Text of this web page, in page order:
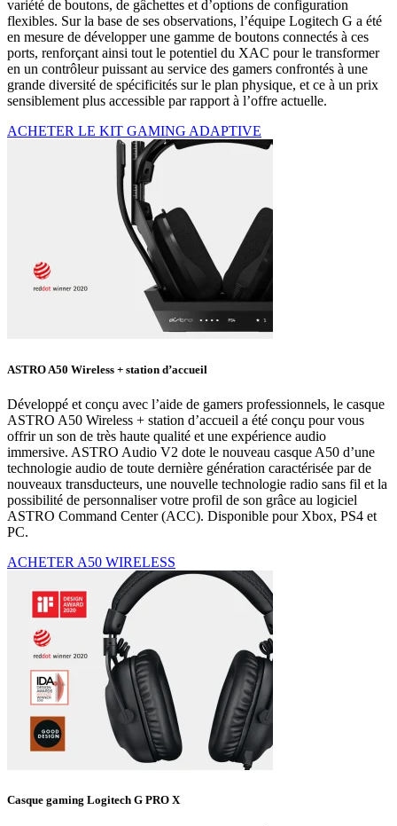
variété de boutons, de gâchettes et d’options de configuration
flexibles. Sur la base de ses observations, l’équipe Logitech G a été
en mesure de développer une gamme de boutons connectés à ces
ports, renforçant ainsi tout le potentiel du XAC pour le transformer
en un contrôleur puissant au service des gamers confrontés à une
grande diversité de spécificités sur le plan physique, et ce à un prix
sensiblement plus accessible par rapport à l’offre actuelle.
ACHETER LE KIT GAMING ADAPTIVE
ASTRO A50 Wireless + station d’accueil
Développé et conçu avec l’aide de gamers professionnels, le casque
ASTRO A50 Wireless + station d’accueil a été conçu pour vous
offrir un son de très haute qualité et une expérience audio
immersive. ASTRO Audio V2 dote le nouveau casque A50 d’une
technologie audio de toute dernière génération caractérisée par de
nouveaux transducteurs, une nouvelle technologie radio sans fil et la
possibilité de personnaliser votre profil de son grâce au logiciel
ASTRO Command Center (ACC). Disponible pour Xbox, PS4 et
PC.
ACHETER A50 WIRELESS
Casque gaming Logitech G PRO X